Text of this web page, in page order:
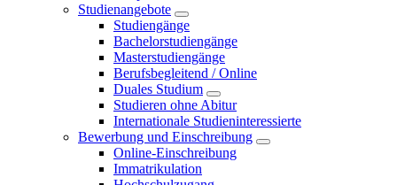
Studienangebote
Studiengänge
Bachelorstudiengänge
Masterstudiengänge
Berufsbegleitend / Online
Duales Studium
Studieren ohne Abitur
Internationale Studieninteressierte
Bewerbung und Einschreibung
Online-Einschreibung
Immatrikulation